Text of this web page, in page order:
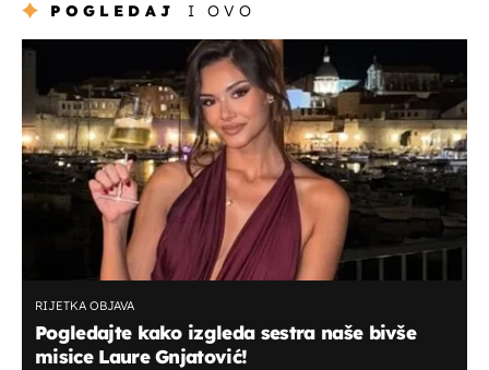
POGLEDAJ I OVO
RIJETKA OBJAVA
Pogledajte kako izgleda sestra naše bivše
misice Laure Gnjatović!